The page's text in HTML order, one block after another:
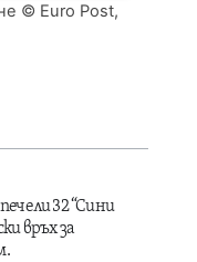
© Euro Post,
32 “Сини
връх за